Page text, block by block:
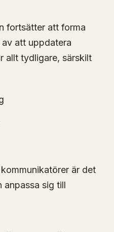
fortsätter att forma
att uppdatera
allt tydligare, särskilt
är det
anpassa sig till